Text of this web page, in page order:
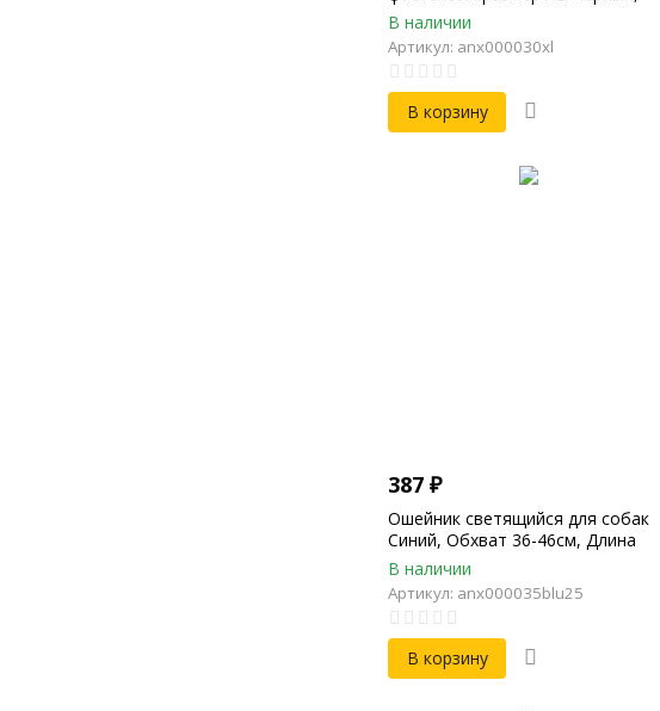
Обхват 36-60см, Длина 67см,
Ширина 33мм, Толщина 4мм
В наличии
Артикул: anx000030xl
В корзину
387 ₽
Ошейник светящийся для собак
Синий, Обхват 36-46см, Длина
50см, Ширина 25мм,
светодиодный
В наличии
Артикул: anx000035blu25
В корзину